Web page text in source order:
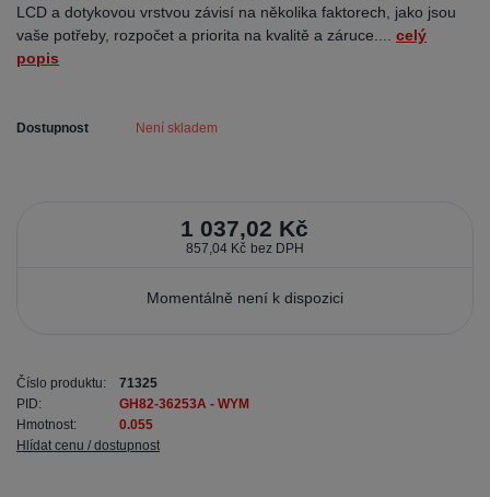
LCD a dotykovou vrstvou závisí na několika faktorech, jako jsou
vaše potřeby, rozpočet a priorita na kvalitě a záruce.... celý
popis
Dostupnost Není skladem
1 037,02 Kč
857,04 Kč bez DPH
Momentálně není k dispozici
Číslo produktu:
71325
PID:
GH82-36253A - WYM
Hmotnost:
0.055
Hlídat cenu / dostupnost